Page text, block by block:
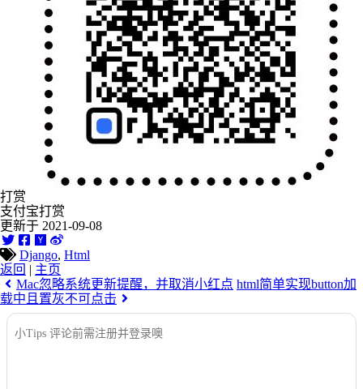
打赏
支付宝打赏
更新于 2021-09-08
Django, Html
返回
主页
Mac忽略系统更新提醒，并取消小红点 html简单实现button加
载中且置灰不可点击